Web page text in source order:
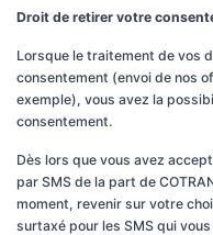
Droit de retirer votre
Lorsque le traitement de vos
consentement (envoi de nos
exemple), vous avez la
consentement.
Dès lors que vous avez
par SMS de la part de
moment, revenir sur votre
surtaxé pour les SMS qui